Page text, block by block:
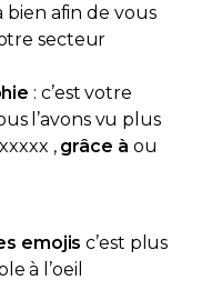
bien afin de vous
secteur
: c’est votre
l’avons vu plus
, grâce à ou
emojis c’est plus
à l’oeil